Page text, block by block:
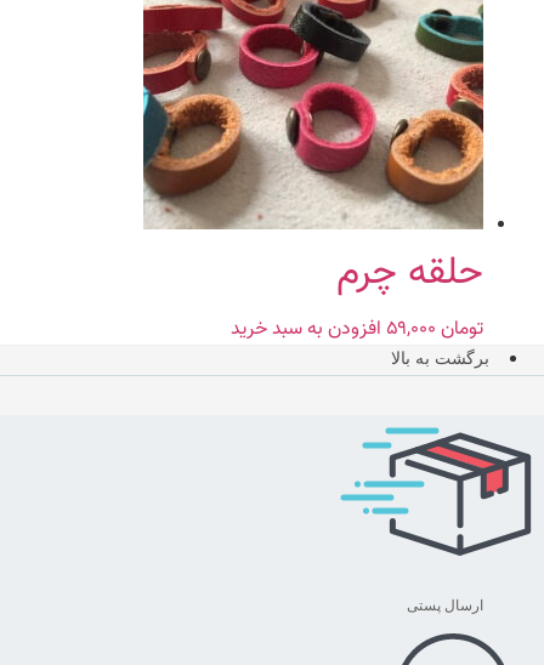
حلقه چرم
تومان افزودن به سبد خرید
برگشت به بالا
ارسال پستی